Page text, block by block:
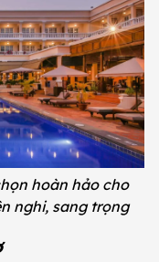
hoàn hảo cho
nghi, sang trọng